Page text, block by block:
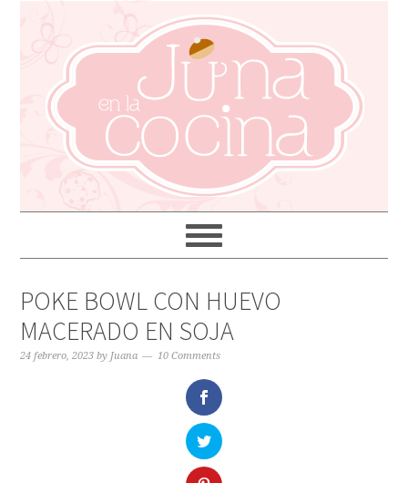
POKE BOWL CON HUEVO
MACERADO EN SOJA
24 febrero, 2023 by Juana 10 Comments